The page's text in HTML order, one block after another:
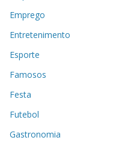
Emprego
Entretenimento
Esporte
Famosos
Festa
Futebol
Gastronomia